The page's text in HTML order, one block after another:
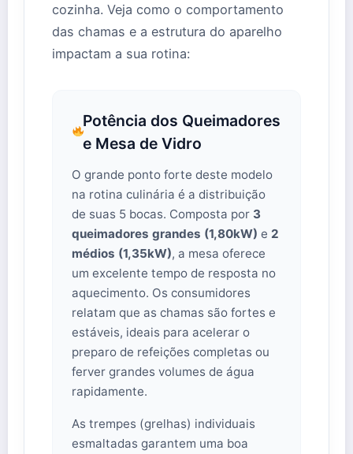
cozinha. Veja como o comportamento
das chamas e a estrutura do aparelho
impactam a sua rotina:
Potência dos Queimadores
e Mesa de Vidro
O grande ponto forte deste modelo
na rotina culinária é a distribuição
de suas 5 bocas. Composta por 3
queimadores grandes (1,80kW) e 2
médios (1,35kW), a mesa oferece
um excelente tempo de resposta no
aquecimento. Os consumidores
relatam que as chamas são fortes e
estáveis, ideais para acelerar o
preparo de refeições completas ou
ferver grandes volumes de água
rapidamente.
As trempes (grelhas) individuais
esmaltadas garantem uma boa